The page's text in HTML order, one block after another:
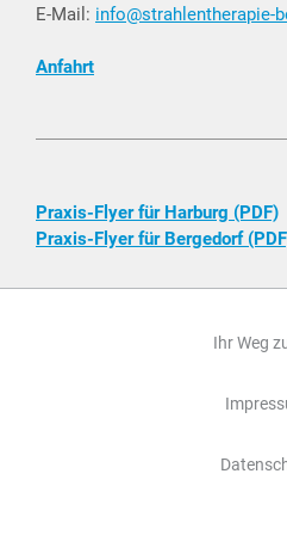
E-Mail: info@strahlentherapie-
Anfahrt
Praxis-Flyer für Harburg (PDF)
Praxis-Flyer für Bergedorf
Ihr Weg